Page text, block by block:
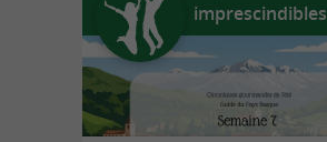
imprescindibles